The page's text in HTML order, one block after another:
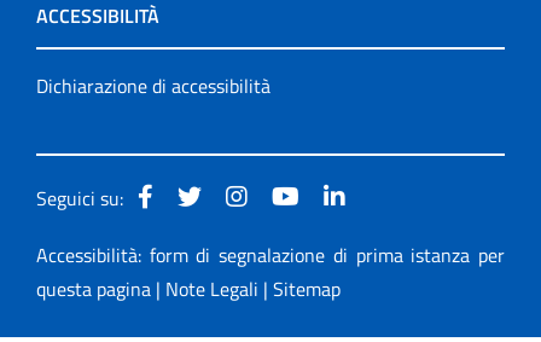
ACCESSIBILITÀ
Dichiarazione di accessibilità
Seguici su:
Accessibilità: form di segnalazione di prima istanza per
questa pagina | Note Legali | Sitemap